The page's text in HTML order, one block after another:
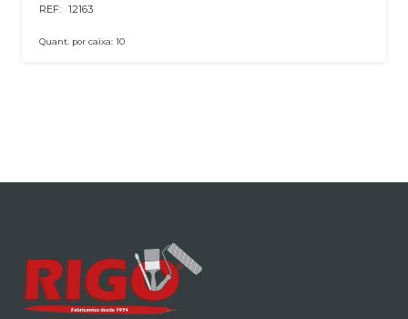
REF: 12163
Quant. por caixa:10